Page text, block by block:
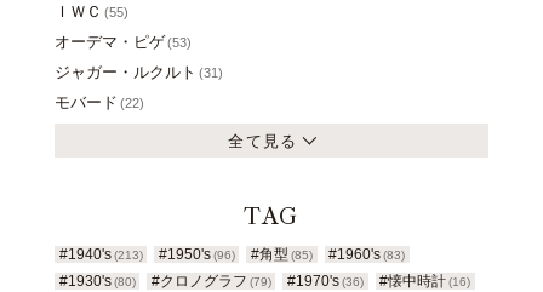
ＩＷＣ (55)
オーデマ・ピゲ(53)
ジャガー・ルクルト (31)
モバード (22)
全て見る
TAG
#1940's (213) #1950's(96) #角型 (85) #1960's (83)
#1930's (80) #クロノグラフ (79) #1970's(36) #懐中時計 (16)